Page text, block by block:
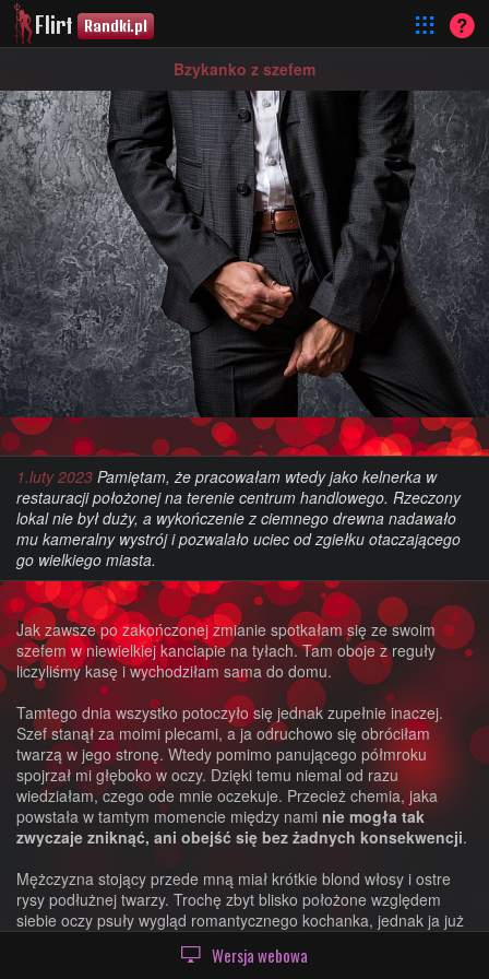
Flirt Randki.pl
Wersja webowa
Bzykanko z szefem
1.luty 2023 Pamiętam, że pracowałam wtedy jako kelnerka w
restauracji położonej na terenie centrum handlowego. Rzeczony
lokal nie był duży, a wykończenie z ciemnego drewna nadawało
mu kameralny wystrój i pozwalało uciec od zgiełku otaczającego
go wielkiego miasta.
Jak zawsze po zakończonej zmianie spotkałam się ze swoim
szefem w niewielkiej kanciapie na tyłach. Tam oboje z reguły
liczyliśmy kasę i wychodziłam sama do domu.
Tamtego dnia wszystko potoczyło się jednak zupełnie inaczej.
Szef stanął za moimi plecami, a ja odruchowo się obróciłam
twarzą w jego stronę. Wtedy pomimo panującego półmroku
spojrzał mi głęboko w oczy. Dzięki temu niemal od razu
wiedziałam, czego ode mnie oczekuje. Przecież chemia, jaka
powstała w tamtym momencie między nami nie mogła tak
zwyczaje zniknąć, ani obejść się bez żadnych konsekwencji.
Mężczyzna stojący przede mną miał krótkie blond włosy i ostre
rysy podłużnej twarzy. Trochę zbyt blisko położone względem
siebie oczy psuły wygląd romantycznego kochanka, jednak ja już